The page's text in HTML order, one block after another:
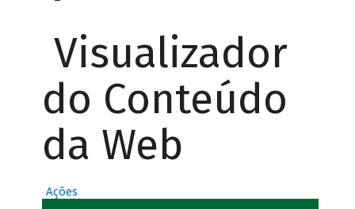
Visualizador
do Conteúdo
da Web
Ações